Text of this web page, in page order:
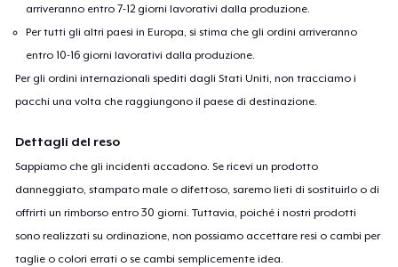
arriveranno entro 7-12 giorni lavorativi dalla produzione.
Per tutti gli altri paesi in Europa, si stima che gli ordini arriveranno
entro 10-16 giorni lavorativi dalla produzione.
Per gli ordini internazionali spediti dagli Stati Uniti, non tracciamo i
pacchi una volta che raggiungono il paese di destinazione.
Dettagli del reso
Sappiamo che gli incidenti accadono. Se ricevi un prodotto
danneggiato, stampato male o difettoso, saremo lieti di sostituirlo o di
offrirti un rimborso entro 30 giorni. Tuttavia, poiché i nostri prodotti
sono realizzati su ordinazione, non possiamo accettare resi o cambi per
taglie o colori errati o se cambi semplicemente idea.